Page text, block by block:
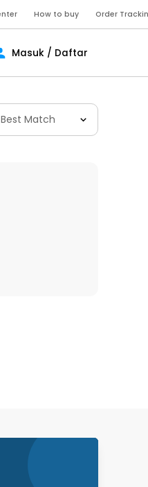
How to buy Order
Masuk / Daftar
Best Match